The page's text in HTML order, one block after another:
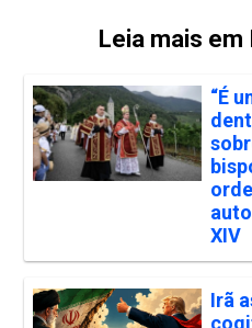
Leia mais em
“É
XIV
Irã